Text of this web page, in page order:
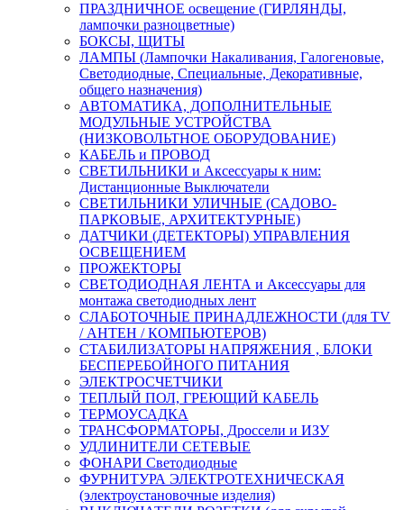
ПРАЗДНИЧНОЕ освещение (ГИРЛЯНДЫ,
лампочки разноцветные)
БОКСЫ, ЩИТЫ
ЛАМПЫ (Лампочки Накаливания, Галогеновые,
Светодиодные, Специальные, Декоративные,
общего назначения)
АВТОМАТИКА, ДОПОЛНИТЕЛЬНЫЕ
МОДУЛЬНЫЕ УСТРОЙСТВА
(НИЗКОВОЛЬТНОЕ ОБОРУДОВАНИЕ)
КАБЕЛЬ и ПРОВОД
СВЕТИЛЬНИКИ и Аксессуары к ним:
Дистанционные Выключатели
СВЕТИЛЬНИКИ УЛИЧНЫЕ (САДОВО-
ПАРКОВЫЕ, АРХИТЕКТУРНЫЕ)
ДАТЧИКИ (ДЕТЕКТОРЫ) УПРАВЛЕНИЯ
ОСВЕЩЕНИЕМ
ПРОЖЕКТОРЫ
СВЕТОДИОДНАЯ ЛЕНТА и Аксессуары для
монтажа светодиодных лент
СЛАБОТОЧНЫЕ ПРИНАДЛЕЖНОСТИ (для TV
/ АНТЕН / КОМПЬЮТЕРОВ)
СТАБИЛИЗАТОРЫ НАПРЯЖЕНИЯ , БЛОКИ
БЕСПЕРЕБОЙНОГО ПИТАНИЯ
ЭЛЕКТРОСЧЕТЧИКИ
ТЕПЛЫЙ ПОЛ, ГРЕЮЩИЙ КАБЕЛЬ
ТЕРМОУСАДКА
ТРАНСФОРМАТОРЫ, Дроссели и ИЗУ
УДЛИНИТЕЛИ СЕТЕВЫЕ
ФОНАРИ Светодиодные
ФУРНИТУРА ЭЛЕКТРОТЕХНИЧЕСКАЯ
(электроустановочные изделия)